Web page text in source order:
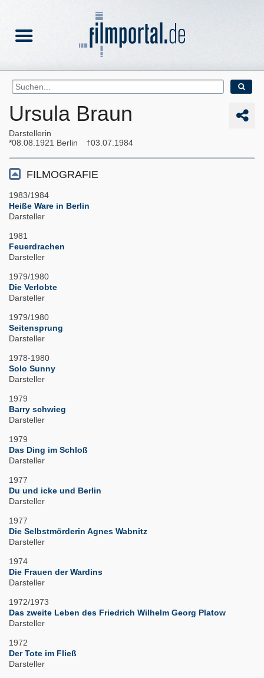
Ursula Braun
Darstellerin
08.08.1921 Berlin 03.07.1984
FILMOGRAFIE
1983/1984
Heiße Ware in Berlin
Darsteller
1981
Feuerdrachen
Darsteller
1979/1980
Die Verlobte
Darsteller
1979/1980
Seitensprung
Darsteller
1978-1980
Solo Sunny
Darsteller
1979
Barry schwieg
Darsteller
1979
Das Ding im Schloß
Darsteller
1977
Du und icke und Berlin
Darsteller
1977
Die Selbstmörderin Agnes Wabnitz
Darsteller
1974
Die Frauen der Wardins
Darsteller
1972/1973
Das zweite Leben des Friedrich Wilhelm Georg Platow
Darsteller
1972
Der Tote im Fließ
Darsteller